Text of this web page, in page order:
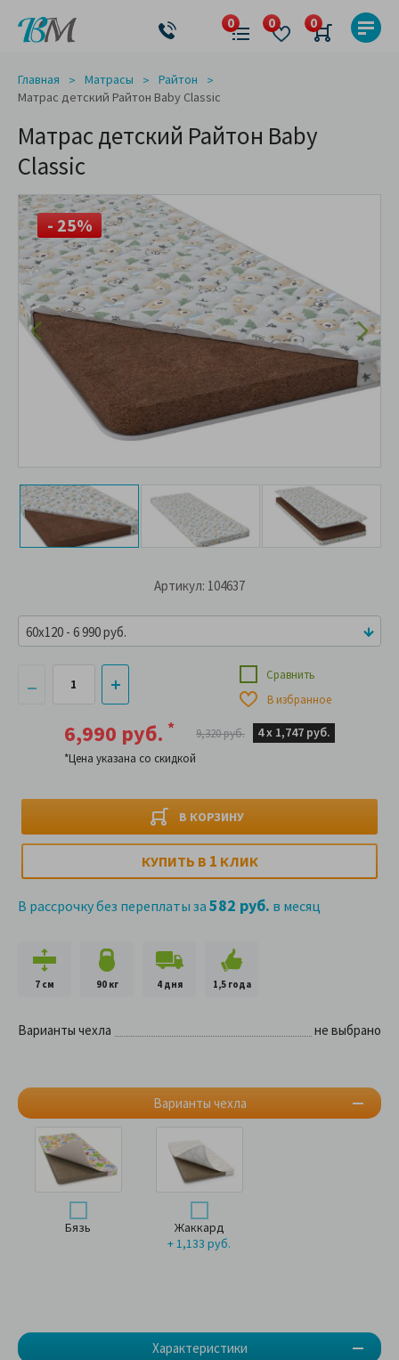
Главная Матрасы
Райтон
Матрас детский Райтон Baby Classic
Матрас детский Райтон Baby
Classic
- 25%
Артикул: 104637
6,990 руб. *
*Цена указана со скидкой
9,320 руб. 4 х 1,747 руб.
В КОРЗИНУ
Сравнить
В избранное
КУПИТЬ В 1 КЛИК
В рассрочку без переплаты за 582 руб. в месяц
60x120 - 6 990 руб.
7 см 90 кг 4 дня 1,5 года
Варианты чехла не выбрано
Варианты чехла
Бязь
Жаккард
+ 1,133 руб.
Характеристики